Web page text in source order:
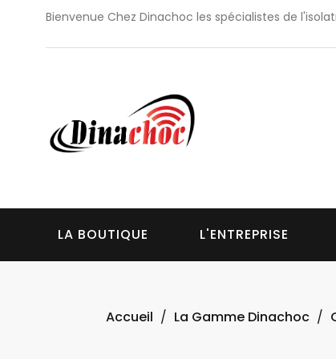
Bienvenue Chez Dinachoc les spécialistes de
LA BOUTIQUE L'ENTREPRISE
Accueil La Gamme Dinachoc